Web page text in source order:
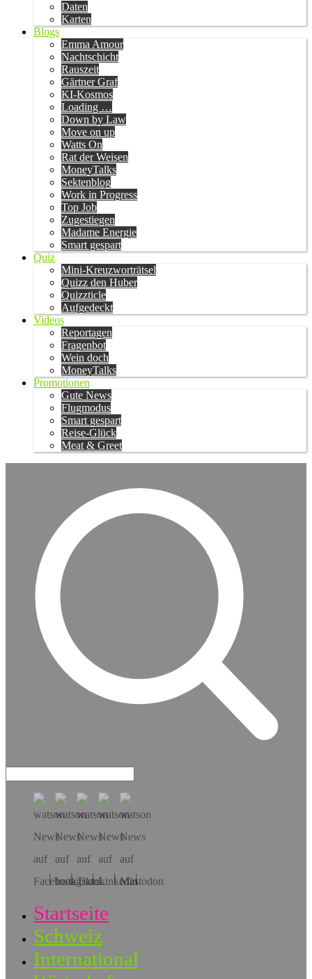
Daten
Karten
Blogs
Emma Amour
Nachtschicht
Rauszeit
Gärtner Graf
KI-Kosmos
Loading …
Down by Law
Move on up
Watts On
Rat der Weisen
MoneyTalks
Sektenblog
Work in Progress
Top Job
Zugestiegen
Madame Energie
Smart gespart
Quiz
Mini-Kreuzworträtsel
Quizz den Huber
Quizzticle
Aufgedeckt
Videos
Reportagen
Fragenbot
Wein doch
MoneyTalks
Promotionen
Gute News
Flugmodus
Smart gespart
Reise-Glück
Meat & Greet
Hol dir die App!
Startseite
Schweiz
International